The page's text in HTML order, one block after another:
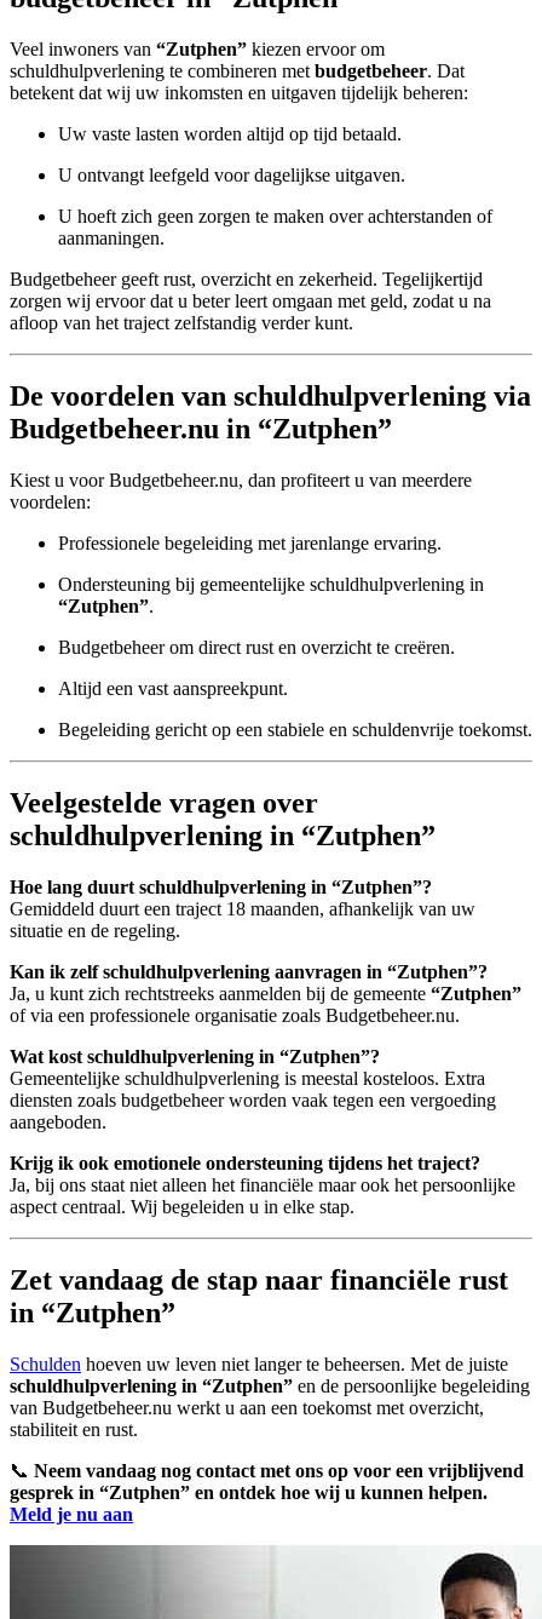
Veel inwoners van “Zutphen” kiezen ervoor om
schuldhulpverlening te combineren met budgetbeheer. Dat
betekent dat wij uw inkomsten en uitgaven tijdelijk beheren:
Uw vaste lasten worden altijd op tijd betaald.
U ontvangt leefgeld voor dagelijkse uitgaven.
U hoeft zich geen zorgen te maken over achterstanden of
aanmaningen.
Budgetbeheer geeft rust, overzicht en zekerheid. Tegelijkertijd
zorgen wij ervoor dat u beter leert omgaan met geld, zodat u na
afloop van het traject zelfstandig verder kunt.
De voordelen van schuldhulpverlening via
Budgetbeheer.nu in “Zutphen”
Kiest u voor Budgetbeheer.nu, dan profiteert u van meerdere
voordelen:
Professionele begeleiding met jarenlange ervaring.
Ondersteuning bij gemeentelijke schuldhulpverlening in
“Zutphen”.
Budgetbeheer om direct rust en overzicht te creëren.
Altijd een vast aanspreekpunt.
Begeleiding gericht op een stabiele en schuldenvrije toekomst.
Veelgestelde vragen over
schuldhulpverlening in “Zutphen”
Hoe lang duurt schuldhulpverlening in “Zutphen”?
Gemiddeld duurt een traject 18 maanden, afhankelijk van uw
situatie en de regeling.
Kan ik zelf schuldhulpverlening aanvragen in “Zutphen”?
Ja, u kunt zich rechtstreeks aanmelden bij de gemeente “Zutphen”
of via een professionele organisatie zoals Budgetbeheer.nu.
Wat kost schuldhulpverlening in “Zutphen”?
Gemeentelijke schuldhulpverlening is meestal kosteloos. Extra
diensten zoals budgetbeheer worden vaak tegen een vergoeding
aangeboden.
Krijg ik ook emotionele ondersteuning tijdens het traject?
Ja, bij ons staat niet alleen het financiële maar ook het persoonlijke
aspect centraal. Wij begeleiden u in elke stap.
Zet vandaag de stap naar financiële rust
in “Zutphen”
Schulden hoeven uw leven niet langer te beheersen. Met de juiste
schuldhulpverlening in “Zutphen” en de persoonlijke begeleiding
van Budgetbeheer.nu werkt u aan een toekomst met overzicht,
stabiliteit en rust.
📞 Neem vandaag nog contact met ons op voor een vrijblijvend
gesprek in “Zutphen” en ontdek hoe wij u kunnen helpen.
Meld je nu aan